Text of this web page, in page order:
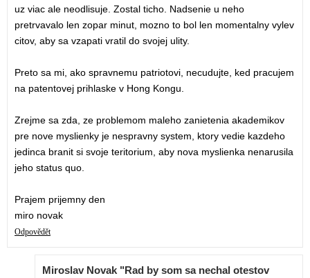
uz viac ale neodlisuje. Zostal ticho. Nadsenie u neho
pretrvavalo len zopar minut, mozno to bol len momentalny vylev
citov, aby sa vzapati vratil do svojej ulity.
Preto sa mi, ako spravnemu patriotovi, necudujte, ked pracujem
na patentovej prihlaske v Hong Kongu.
Zrejme sa zda, ze problemom maleho zanietenia akademikov
pre nove myslienky je nespravny system, ktory vedie kazdeho
jedinca branit si svoje teritorium, aby nova myslienka nenarusila
jeho status quo.
Prajem prijemny den
miro novak
Odpovědět
Miroslav Novak "Rad by som sa nechal otestov